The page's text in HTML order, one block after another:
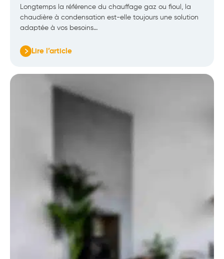
Longtemps la référence du chauffage gaz ou fioul, la
chaudière à condensation est-elle toujours une solution
adaptée à vos besoins…
Lire l’article
:
condensation